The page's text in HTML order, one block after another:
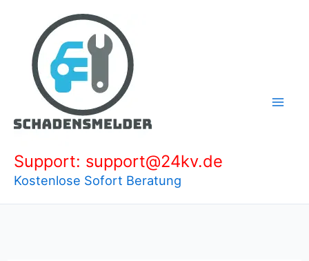
springen
Support: support@24kv.de
Kostenlose Sofort Beratung